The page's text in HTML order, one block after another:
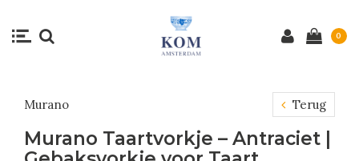
0
Murano Terug
Murano Taartvorkje – Antraciet |